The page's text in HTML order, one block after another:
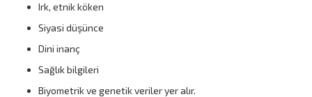
Irk, etnik köken
Siyasi düşünce
Dini inanç
Sağlık bilgileri
Biyometrik ve genetik veriler yer alır.